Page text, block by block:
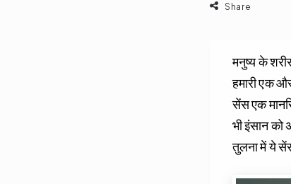
Share
मनुष्य के
हमारी एक
सेंस एक
भी इंसान को
तुलना में ये सेंस